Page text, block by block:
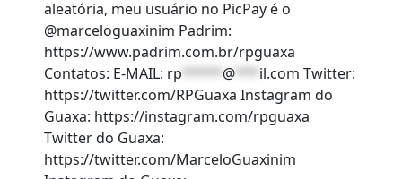
aleatória, meu usuário no PicPay é o
@marceloguaxinim Padrim:
https://www.padrim.com.br/rpguaxa
Contatos: E-MAIL: rp ***** @*** il.com Twitter:
https://twitter.com/RPGuaxa Instagram do
Guaxa: https://instagram.com/rpguaxa
Twitter do Guaxa:
https://twitter.com/MarceloGuaxinim